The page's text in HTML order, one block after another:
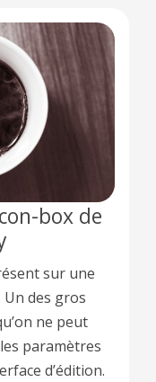
box de
sur une
des gros
ne peut
paramètres
d’édition.